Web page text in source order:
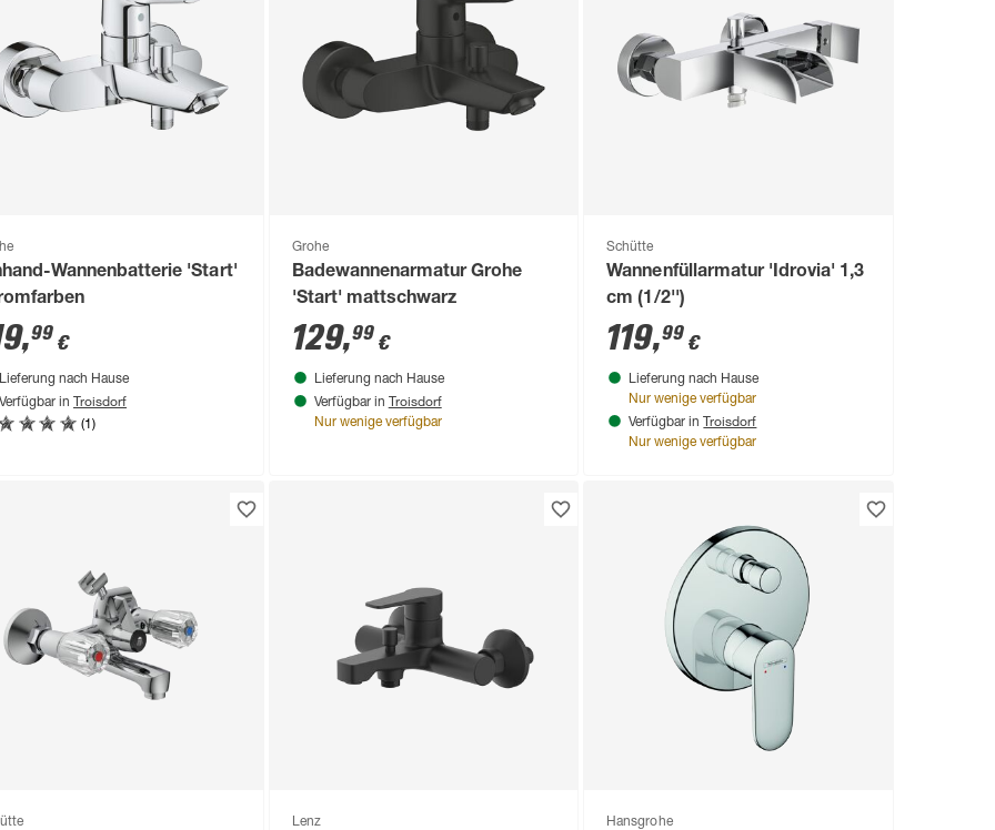
Wannenbatterie 'Start'
,99 €
Lieferung nach Hause
Verfügbar in Troisdorf
(1)
Grohe
Badewannenarmatur Grohe
'Start' mattschwarz
129,99€
Lieferung nach Hause
Verfügbar in Troisdorf
Nur wenige verfügbar
Schütte
Wannenfüllarmatur 'Idrovia' 1,3
cm (1/2'')
119,99 €
Lieferung nach Hause
Nur wenige verfügbar
Verfügbar in Troisdorf
Nur wenige verfügbar
Lenz Hansgrohe